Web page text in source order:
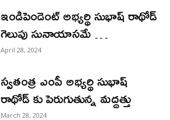
ఇండిపెండెంట్ అభ్యర్థి సుభాష్ రాథోడ్
గెలుపు సునాయాసమే …
April 28, 2024
స్వతంత్ర ఎంపీ అభ్యర్థి సుభాష్
రాథోడ్ కు పెరుగుతున్న మద్దత్తు
March 28, 2024